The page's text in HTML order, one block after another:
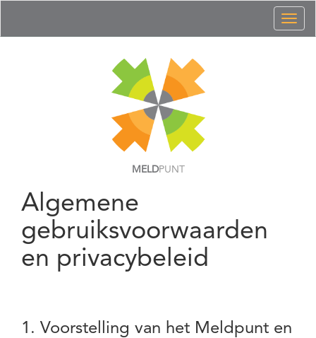
MELDPUNT
Algemene
gebruiksvoorwaarden
en privacybeleid
1. Voorstelling van het Meldpunt en